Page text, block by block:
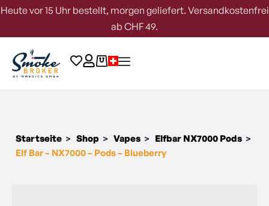
Heute vor 15 Uhr bestellt, morgen geliefert. Versandkostenfrei
ab CHF 49.
Startseite > Shop > Vapes > Elfbar NX7000 Pods >
Elf Bar – NX7000 – Pods – Blueberry